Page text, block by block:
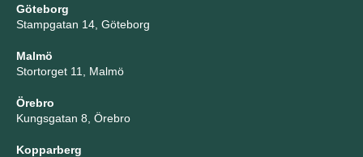
Göteborg
Stampgatan 14, Göteborg
Malmö
Stortorget 11, Malmö
Örebro
Kungsgatan 8, Örebro
Kopparberg